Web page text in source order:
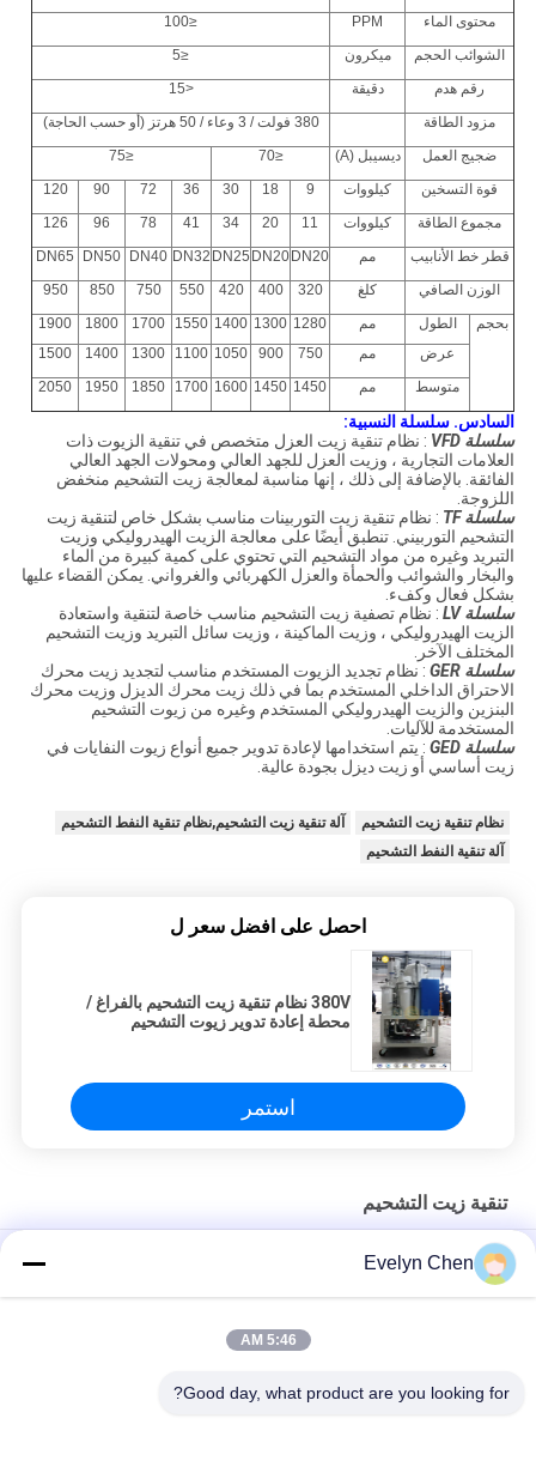
محتوى الماء
PPM
≤100
الشوائب الحجم
ميكرون
≤5
رقم هدم
دقيقة
<15
مزود الطاقة
380 فولت / 3 وعاء / 50 هرتز (أو حسب الحاجة)
ضجيج العمل
ديسيبل (A) ≤70
≤75
قوة التسخين
كيلووات 9
18
30
36
72
90
120
مجموع الطاقة
كيلووات 11
20
34
41
78
96
126
قطر خط الأنابيب
مم DN20
DN20
DN25
DN32
DN40
DN50
DN65
الوزن الصافي
كلغ 320
400
420
550
750
850
950
بحجم
الطول مم 1280
1300
1400
1550
1700
1800
1900
عرض
مم 750
900
1050
1100
1300
1400
1500
متوسط
مم 1450
1450
1600
1700
1850
1950
2050
السادس. سلسلة النسبية:
سلسلة VFD
: نظام تنقية زيت العزل متخصص في تنقية الزيوت ذات
العلامات التجارية ، وزيت العزل للجهد العالي ومحولات الجهد العالي
الفائقة. بالإضافة إلى ذلك ، إنها مناسبة لمعالجة زيت التشحيم منخفض
اللزوجة.
سلسلة TF
: نظام تنقية زيت التوربينات مناسب بشكل خاص لتنقية زيت
التشحيم التوربيني. تنطبق أيضًا على معالجة الزيت الهيدروليكي وزيت
التبريد وغيره من مواد التشحيم التي تحتوي على كمية كبيرة من الماء
والبخار والشوائب والحمأة والعزل الكهربائي والغرواني. يمكن القضاء عليها
بشكل فعال وكفء.
سلسلة LV
: نظام تصفية زيت التشحيم مناسب خاصة لتنقية واستعادة
الزيت الهيدروليكي ، وزيت الماكينة ، وزيت سائل التبريد وزيت التشحيم
المختلف الآخر.
سلسلة GER
: نظام تجديد الزيوت المستخدم مناسب لتجديد زيت محرك
الاحتراق الداخلي المستخدم بما في ذلك زيت محرك الديزل وزيت محرك
البنزين والزيت الهيدروليكي المستخدم وغيره من زيوت التشحيم
المستخدمة للآليات.
سلسلة GED
: يتم استخدامها لإعادة تدوير جميع أنواع زيوت النفايات في
زيت أساسي أو زيت ديزل بجودة عالية.
نظام تنقية زيت التشحيم
آلة تنقية زيت التشحيم,نظام تنقية النفط التشحيم
آلة تنقية النفط التشحيم
احصل على افضل سعر ل
380V نظام تنقية زيت التشحيم بالفراغ /
محطة إعادة تدوير زيوت التشحيم
استمر
تنقية زيت التشحيم
LV-P فراغ فلتر زيت التشحيم التجفيف 600L / H 15kw التدفئة
خفيفة الوزن تنقية زيت التشحيم مع هيكل الفولاذ المقاوم للصدأ 50HZ
Evelyn Chen
5:46 AM
Good day, what product are you looking for?